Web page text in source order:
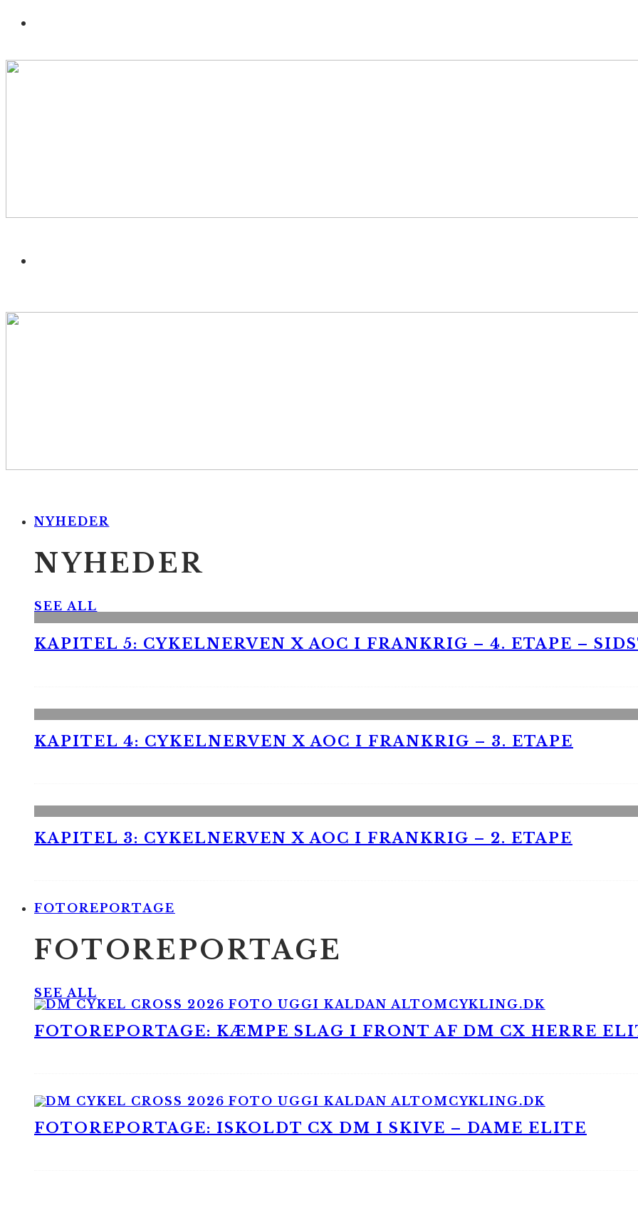
NYHEDER
NYHEDER
SEE ALL
KAPITEL 5: CYKELNERVEN X AOC I FRANKRIG – 4. ETAPE –
KAPITEL 4: CYKELNERVEN X AOC I FRANKRIG – 3. ETAPE
KAPITEL 3: CYKELNERVEN X AOC I FRANKRIG – 2. ETAPE
FOTOREPORTAGE
FOTOREPORTAGE
SEE ALL
FOTOREPORTAGE: KÆMPE SLAG I FRONT AF DM CX HERRE
FOTOREPORTAGE: ISKOLDT CX DM I SKIVE – DAME ELITE